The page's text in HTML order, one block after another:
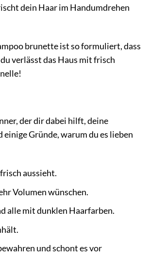
dein Haar im Handumdrehen
brunette ist so formuliert, dass
verlässt das Haus mit frisch
der dir dabei hilft, deine
Gründe, warum du es lieben
aussieht.
Volumen wünschen.
alle mit dunklen Haarfarben.
und schont es vor